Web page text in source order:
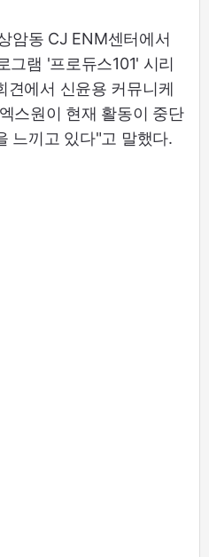
암동 CJ ENM센터에서
그램 '프로듀스101' 시리
견에서 신윤용 커뮤니케
스원이 현재 활동이 중단
느끼고 있다"고 말했다.